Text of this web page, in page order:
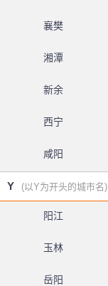
襄樊
湘潭
新余
西宁
咸阳
Y (以Y为开头的城市名)
阳江
玉林
岳阳